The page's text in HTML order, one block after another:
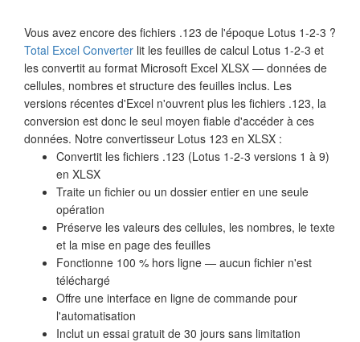
Vous avez encore des fichiers .123 de l'époque Lotus 1-2-3 ?
Total Excel Converter lit les feuilles de calcul Lotus 1-2-3 et
les convertit au format Microsoft Excel XLSX — données de
cellules, nombres et structure des feuilles inclus. Les
versions récentes d'Excel n'ouvrent plus les fichiers .123, la
conversion est donc le seul moyen fiable d'accéder à ces
données. Notre convertisseur Lotus 123 en XLSX :
Convertit les fichiers .123 (Lotus 1-2-3 versions 1 à 9)
en XLSX
Traite un fichier ou un dossier entier en une seule
opération
Préserve les valeurs des cellules, les nombres, le texte
et la mise en page des feuilles
Fonctionne 100 % hors ligne — aucun fichier n'est
téléchargé
Offre une interface en ligne de commande pour
l'automatisation
Inclut un essai gratuit de 30 jours sans limitation